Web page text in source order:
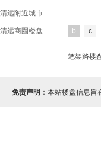
清远附近城市
清远商圈楼盘 b c
笔架路楼
免责声明 ：本站楼盘信息